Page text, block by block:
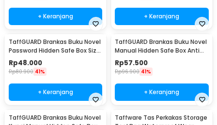
+ Keranjang + Keranjang
TaffGUARD Brankas Buku Novel
Password Hidden Safe Box Size
S - KB-20P
Rp48.000
Rp80.900 41%
+ Keranjang
TaffGUARD Brankas Buku Novel
Manual Hidden Safe Box Anti
Maling Size M - KB-20L
Rp57.500
Rp96.900 41%
+ Keranjang
TaffGUARD Brankas Buku Novel
Taffware Tas Perkakas Storage